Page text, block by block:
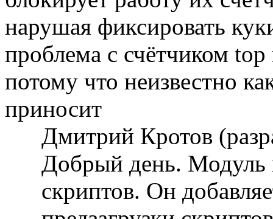
нарушая фиксировать
проблема с счётчиком
потому что неизвестно
приносит
Дмитрий Кротов
Добрый день. Модуль
скриптов. Он